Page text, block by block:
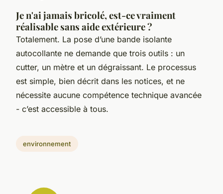
Je n'ai jamais bricolé, est-ce vraiment
réalisable sans aide extérieure ?
Totalement. La pose d’une bande isolante
autocollante ne demande que trois outils : un
cutter, un mètre et un dégraissant. Le processus
est simple, bien décrit dans les notices, et ne
nécessite aucune compétence technique avancée
- c’est accessible à tous.
environnement